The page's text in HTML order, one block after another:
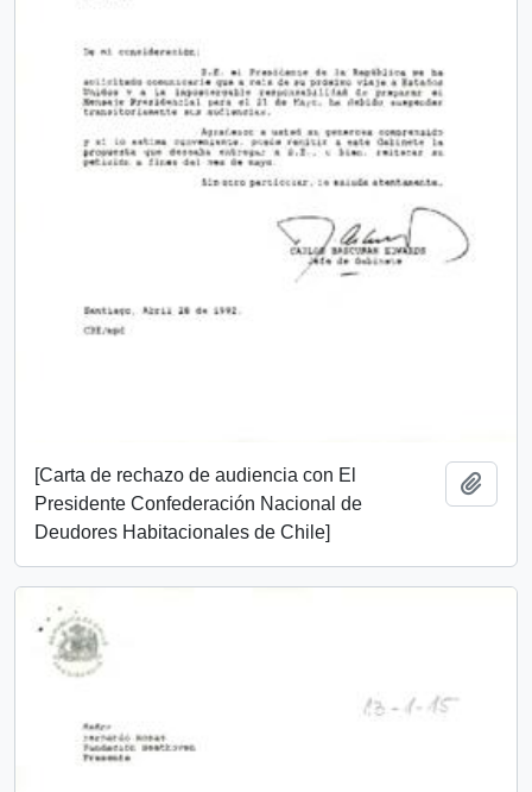
[Carta de rechazo de audiencia con El
Presidente Confederación Nacional de
Deudores Habitacionales de Chile]